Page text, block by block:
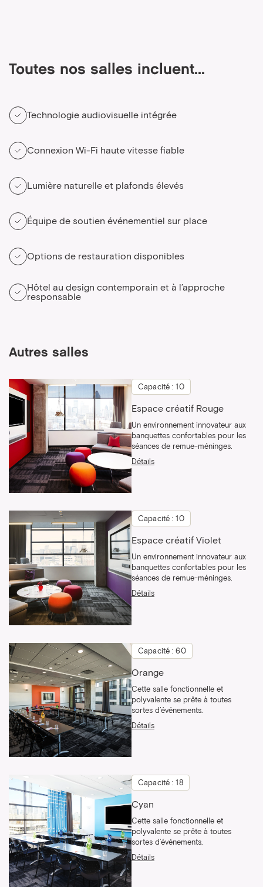
Toutes nos salles incluent...
Technologie audiovisuelle intégrée
Connexion Wi-Fi haute vitesse fiable
Lumière naturelle et plafonds élevés
Équipe de soutien événementiel sur place
Options de restauration disponibles
Hôtel au design contemporain et à l’approche
responsable
Autres salles
Capacité : 10
Espace créatif Rouge
Un environnement innovateur aux
banquettes confortables pour les
séances de remue-méninges.
Détails
Capacité : 10
Espace créatif Violet
Un environnement innovateur aux
banquettes confortables pour les
séances de remue-méninges.
Détails
Capacité : 60
Orange
Cette salle fonctionnelle et
polyvalente se prête à toutes
sortes d’événements.
Détails
Capacité : 18
Cyan
Cette salle fonctionnelle et
polyvalente se prête à toutes
sortes d’événements.
Détails